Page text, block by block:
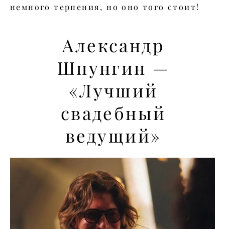
немного терпения, но оно того стоит!
Александр
Шпунгин —
«Лучший
свадебный
ведущий»